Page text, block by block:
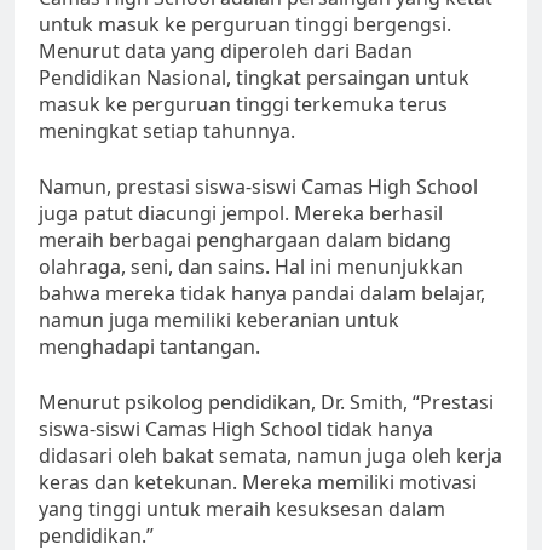
untuk masuk ke perguruan tinggi bergengsi.
Menurut data yang diperoleh dari Badan
Pendidikan Nasional, tingkat persaingan untuk
masuk ke perguruan tinggi terkemuka terus
meningkat setiap tahunnya.
Namun, prestasi siswa-siswi Camas High School
juga patut diacungi jempol. Mereka berhasil
meraih berbagai penghargaan dalam bidang
olahraga, seni, dan sains. Hal ini menunjukkan
bahwa mereka tidak hanya pandai dalam belajar,
namun juga memiliki keberanian untuk
menghadapi tantangan.
Menurut psikolog pendidikan, Dr. Smith, “Prestasi
siswa-siswi Camas High School tidak hanya
didasari oleh bakat semata, namun juga oleh kerja
keras dan ketekunan. Mereka memiliki motivasi
yang tinggi untuk meraih kesuksesan dalam
pendidikan.”